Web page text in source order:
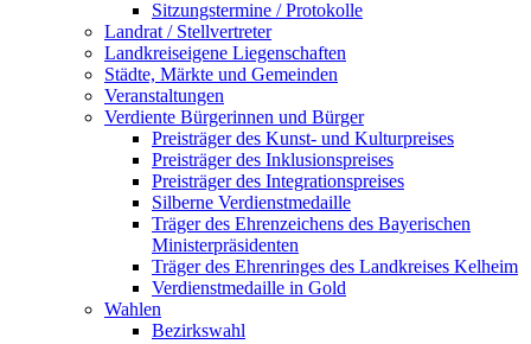
Sitzungstermine / Protokolle
Landrat / Stellvertreter
Landkreiseigene Liegenschaften
Städte, Märkte und Gemeinden
Veranstaltungen
Verdiente Bürgerinnen und Bürger
Preisträger des Kunst- und Kulturpreises
Preisträger des Inklusionspreises
Preisträger des Integrationspreises
Silberne Verdienstmedaille
Träger des Ehrenzeichens des Bayerischen
Ministerpräsidenten
Träger des Ehrenringes des Landkreises Kelheim
Verdienstmedaille in Gold
Wahlen
Bezirkswahl